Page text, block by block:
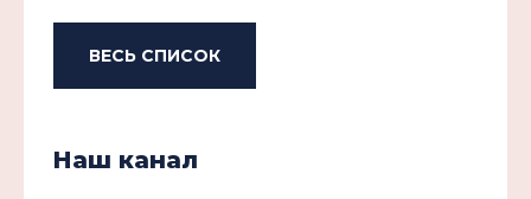
ВЕСЬ СПИСОК
Наш канал